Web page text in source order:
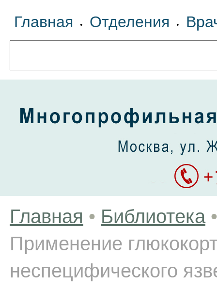
Главная • Отделения •
Главная • Библиотека •
Применение
неспецифического